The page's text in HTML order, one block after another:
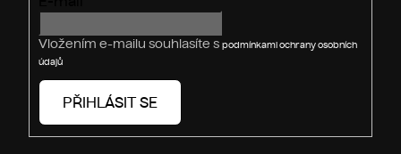
Vložením e-mailu souhlasíte s podmínkami ochrany osobních
údajů
PŘIHLÁSIT SE